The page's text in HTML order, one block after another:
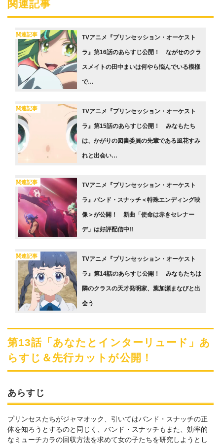
関連記事
関連記事 TVアニメ『プリンセッション・オーケスト
ラ』第16話のあらすじ公開！ ながせのクラ
スメイトの田中まいは何やら悩んでいる模様
で…
関連記事 TVアニメ『プリンセッション・オーケスト
ラ』第15話のあらすじ公開！ みなもたち
は、かがりの図書委員の先輩である風花すみ
れと出会い…
関連記事 TVアニメ『プリンセッション・オーケスト
ラ』バンド・スナッチ＜特殊エンディング映
像＞が公開！ 新曲「使命は赤きセレナー
デ」は好評配信中!!
関連記事 TVアニメ『プリンセッション・オーケスト
ラ』第14話のあらすじ公開！ みなもたちは
隣のクラスの天才発明家、葉加瀬まなびと出
会う
第13話「あなたとインターリュード」あ
らすじ＆先行カットが公開！
あらすじ
プリンセスたちがジャマオック、引いてはバンド・スナッチの正
体を知ろうとするのと同じく、バンド・スナッチもまた、効率的
なミューチカラの回収⽅法を求めて⼥の⼦たちを研究しようとし